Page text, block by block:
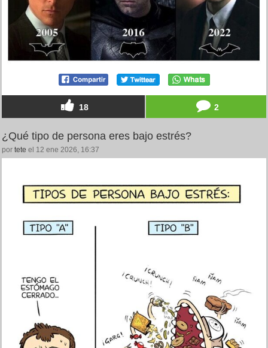
18 2
¿Qué tipo de persona eres bajo estrés?
por tete el 12 ene 2026, 16:37